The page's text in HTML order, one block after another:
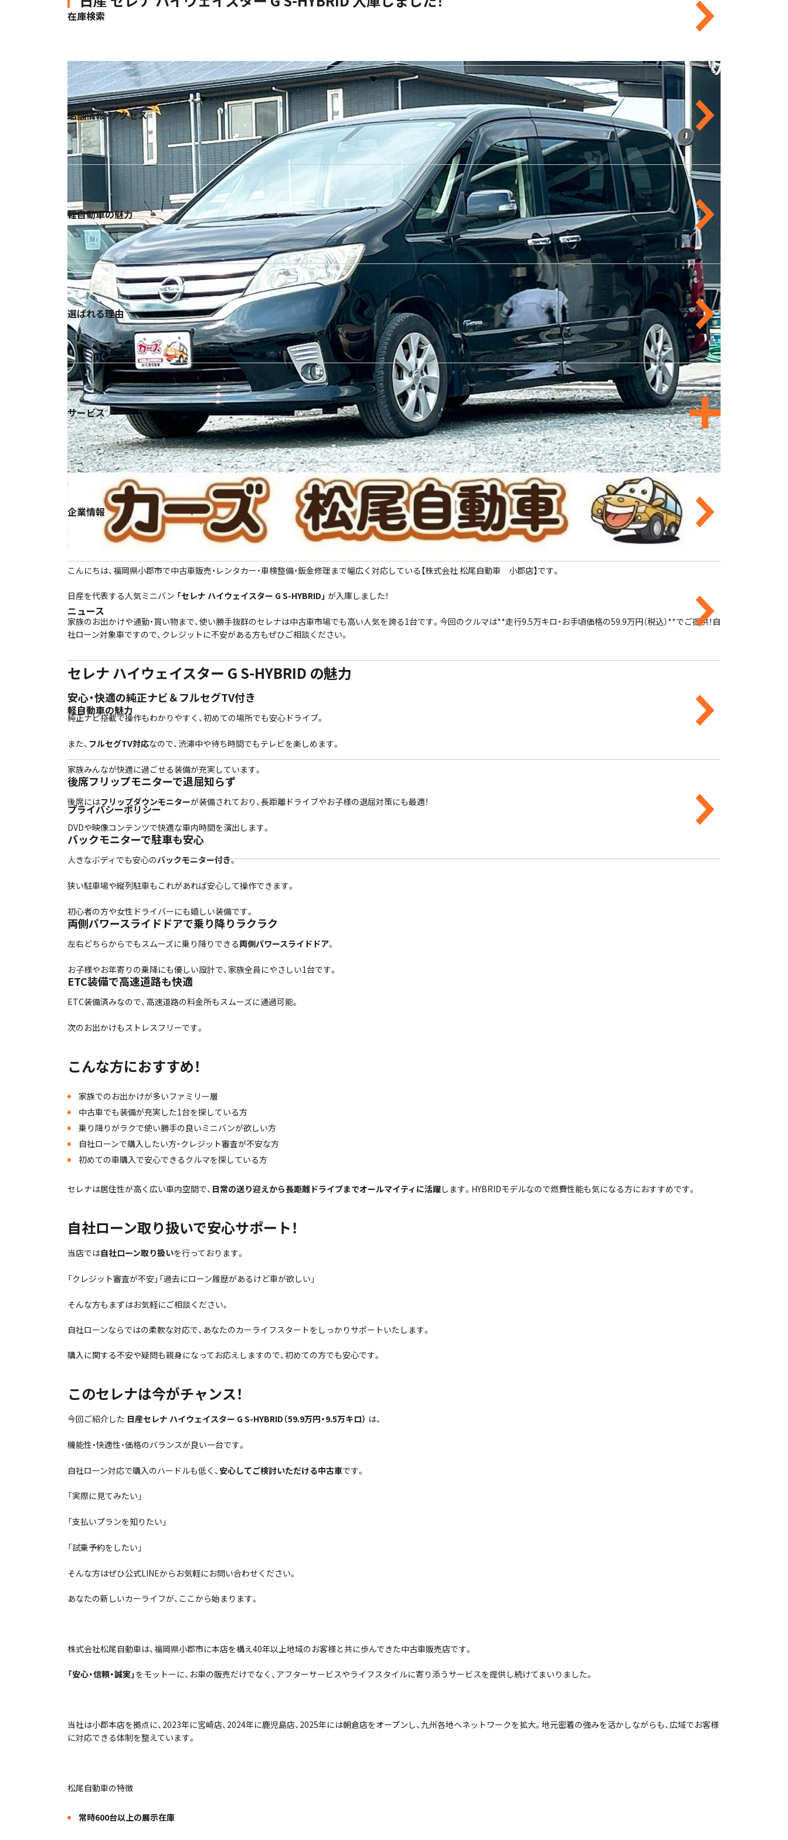
在庫検索
店舗情報・アクセス
軽自動車の魅力
選ばれる理由
サービス
企業情報
ニュース
軽自動車の魅力
プライバシーポリシー
朝倉店
営業時間｜10:00-17:00 定休日｜毎週水曜日
宮崎店
営業時間｜10:00-18:30 定休日｜毎週水曜日
鹿児島店
営業時間｜10:00-16:00 定休日｜毎週水曜日
こんにちは、福岡県小郡市で中古車販売・レンタカー・車検整備・鈑金修理まで幅広く対応している【株式会社 松尾自動車 小郡店】です。
日産を代表する人気ミニバン 「セレナ ハイウェイスター G S-HYBRID」 が入庫しました！
家族のお出かけや通勤・買い物まで、使い勝手抜群のセレナは中古車市場でも高い人気を誇る1台です。今回のクルマは**走行9.5万キロ・お手頃価格の59.9万円（税込）**でご提供！自
社ローン対象車ですので、クレジットに不安がある方もぜひご相談ください。
セレナ ハイウェイスター G S-HYBRID の魅力
安心・快適の純正ナビ＆フルセグTV付き
純正ナビ搭載で操作もわかりやすく、初めての場所でも安心ドライブ。
また、 フルセグTV対応なので、渋滞中や待ち時間でもテレビを楽しめます。
家族みんなが快適に過ごせる装備が充実しています。
後席フリップモニターで退屈知らず
後席にはフリップダウンモニターが装備されており、長距離ドライブやお子様の退屈対策にも最適！
DVDや映像コンテンツで快適な車内時間を演出します。
バックモニターで駐車も安心
大きなボディでも安心のバックモニター付き。
狭い駐車場や縦列駐車もこれがあれば安心して操作できます。
初心者の方や女性ドライバーにも嬉しい装備です。
両側パワースライドドアで乗り降りラクラク
左右どちらからでもスムーズに乗り降りできる両側パワースライドドア。
お子様やお年寄りの乗降にも優しい設計で、家族全員にやさしい1台です。
ETC装備で高速道路も快適
ETC装備済みなので、高速道路の料金所もスムーズに通過可能。
次のお出かけもストレスフリーです。
こんな方におすすめ！
家族でのお出かけが多いファミリー層
中古車でも装備が充実した1台を探している方
乗り降りがラクで使い勝手の良いミニバンが欲しい方
自社ローンで購入したい方・クレジット審査が不安な方
初めての車購入で安心できるクルマを探している方
セレナは居住性が高く広い車内空間で、 日常の送り迎えから長距離ドライブまでオールマイティに活躍します。HYBRIDモデルなので燃費性能も気になる方におすすめです。
自社ローン取り扱いで安心サポート！
当店では自社ローン取り扱いを行っております。
「クレジット審査が不安」「過去にローン履歴があるけど車が欲しい」
そんな方もまずはお気軽にご相談ください。
自社ローンならではの柔軟な対応で、あなたのカーライフスタートをしっかりサポートいたします。
購入に関する不安や疑問も親身になってお応えしますので、初めての方でも安心です。
このセレナは今がチャンス！
今回ご紹介した 日産セレナ ハイウェイスター G S-HYBRID（59.9万円・9.5万キロ） は、
機能性・快適性・価格のバランスが良い一台です。
自社ローン対応で購入のハードルも低く、 安心してご検討いただける中古車です。
「実際に見てみたい」
「支払いプランを知りたい」
「試乗予約をしたい」
そんな方はぜひ公式LINEからお気軽にお問い合わせください。
あなたの新しいカーライフが、ここから始まります。
株式会社松尾自動車は、福岡県小郡市に本店を構え40年以上地域のお客様と共に歩んできた中古車販売店です。
「安心・信頼・誠実」 をモットーに、お車の販売だけでなく、アフターサービスやライフスタイルに寄り添うサービスを提供し続けてまいりました。
当社は小郡本店を拠点に、2023年に宮崎店、2024年に鹿児島店、2025年には朝倉店をオープンし、九州各地へネットワークを拡大。地元密着の強みを活かしながらも、広域でお客様
に対応できる体制を整えています。
松尾自動車の特徴
常時600台以上の展示在庫